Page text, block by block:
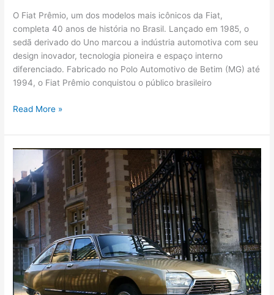
O Fiat Prêmio, um dos modelos mais icônicos da Fiat,
completa 40 anos de história no Brasil. Lançado em 1985, o
sedã derivado do Uno marcou a indústria automotiva com seu
design inovador, tecnologia pioneira e espaço interno
diferenciado. Fabricado no Polo Automotivo de Betim (MG) até
1994, o Fiat Prêmio conquistou o público brasileiro
Read More »
Citroën
e
Citroën
SM:
Tecnologia
Design
que
Marcaram
Época